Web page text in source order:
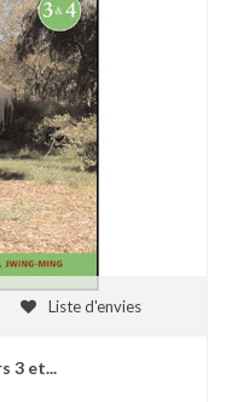
Liste d'envies
3 et...